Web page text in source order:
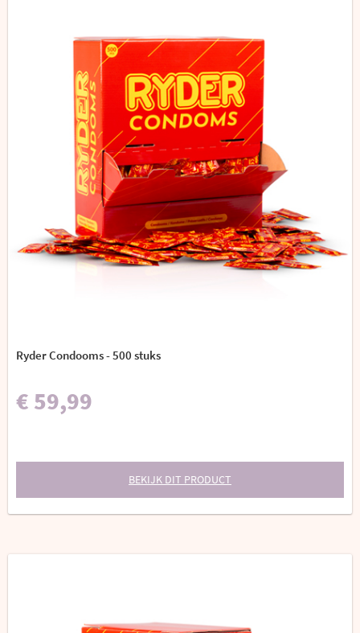
Ryder Condooms - 500 stuks
€ 59,99
BEKIJK DIT PRODUCT